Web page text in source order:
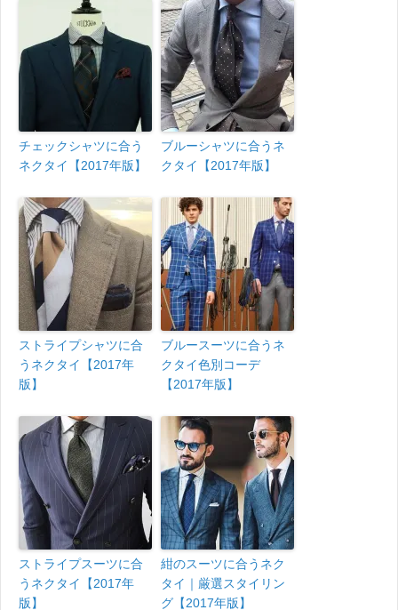
チェックシャツに合う
ネクタイ【2017年版】
ブルーシャツに合うネ
クタイ【2017年版】
ストライプシャツに合
うネクタイ【2017年
版】
ブルースーツに合うネ
クタイ色別コーデ
【2017年版】
ストライプスーツに合
うネクタイ【2017年
版】
紺のスーツに合うネク
タイ｜厳選スタイリン
グ【2017年版】